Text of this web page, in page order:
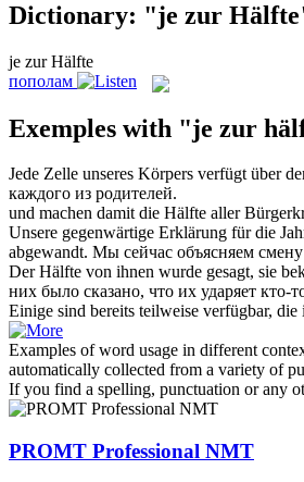
Dictionary: "je zur
je zur Hälfte
пополам
Exemples with "je zur
Jede Zelle unseres Körpers verfügt über
каждого из родителей.
und machen damit die Hälfte aller
Unsere gegenwärtige Erklärung für die
abgewandt. Мы сейчас объясняем
DerHälfte von ihnen wurde gesagt, sie
них было сказано, что их ударяет кто-
Einige sind bereits teilweise verfügbar, die
Examples of word usage in different
automatically collected from a variety of
If you find a spelling, punctuation or any
PROMT Professional NMT